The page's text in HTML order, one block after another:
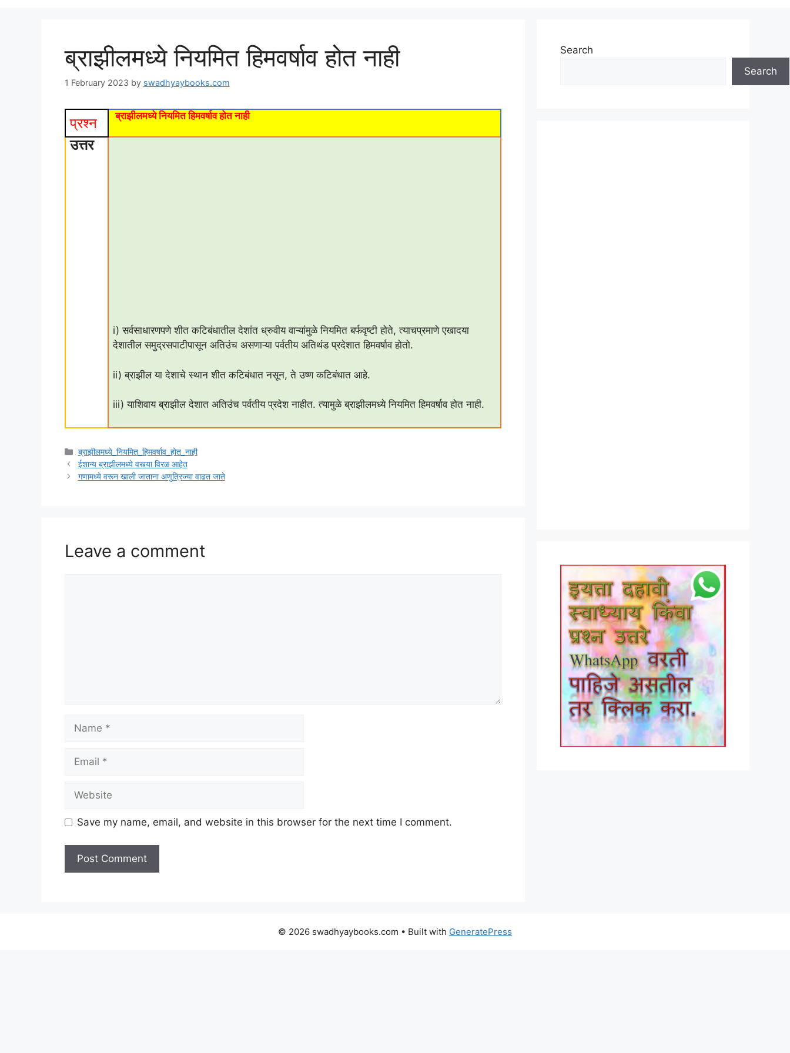
ब्राझीलमध्ये नियमित हिमवर्षाव होत नाही
1 February 2023 by swadhyaybooks.com
प्रश्न ब्राझीलमध्ये नियमित हिमवर्षाव होत नाही
उत्तर
i) सर्वसाधारणपणे शीत कटिबंधातील देशांत ध्रुवीय वाऱ्यांमुळे नियमित बर्फवृष्टी होते, त्याचप्रमाणे एखादया
देशातील समुद्रसपाटीपासून अतिउंच असणाऱ्या पर्वतीय अतिथंड प्रदेशात हिमवर्षाव होतो.
ii) ब्राझील या देशाचे स्थान शीत कटिबंधात नसून, ते उष्ण कटिबंधात आहे.
iii) याशिवाय ब्राझील देशात अतिउंच पर्वतीय प्रदेश नाहीत. त्यामुळे ब्राझीलमध्ये नियमित हिमवर्षाव होत नाही.
Categories
ब्राझीलमध्ये_नियमित_हिमवर्षाव_होत_नाही
ईशान्य ब्राझीलमध्ये वस्त्या विरळ आहेत
गणामध्ये वरून खाली जाताना अणुत्रिज्या वाढत जाते
Leave a comment
Name
Email
Website
Save my name, email, and website in this browser for the next time I comment.
Search
Search
© 2026 swadhyaybooks.com • Built with GeneratePress